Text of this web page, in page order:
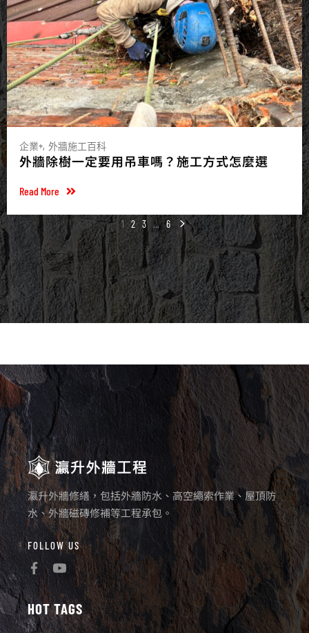
企業+ 外牆施工百科
外牆除樹一定要用吊車嗎？施工方式怎麼選
Read More
1 2 3 ... 6
瀛升外牆修繕，包括外牆防水、高空繩索作業、屋頂防
水、外牆磁磚修補等工程承包。
FOLLOW US
HOT TAGS